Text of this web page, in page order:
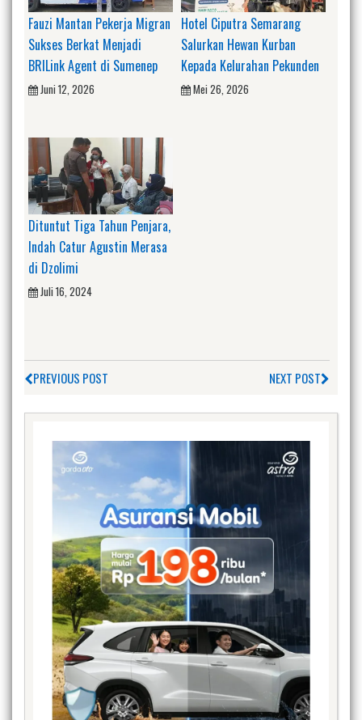
Fauzi Mantan Pekerja Migran
Sukses Berkat Menjadi
BRILink Agent di Sumenep
Juni 12, 2026
Hotel Ciputra Semarang
Salurkan Hewan Kurban
Kepada Kelurahan Pekunden
Mei 26, 2026
Dituntut Tiga Tahun Penjara,
Indah Catur Agustin Merasa
di Dzolimi
Juli 16, 2024
PREVIOUS POST NEXT POST